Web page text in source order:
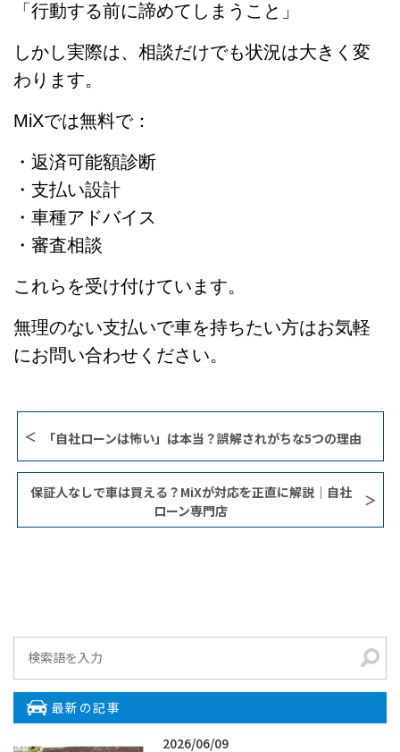
「行動する前に諦めてしまうこと」
しかし実際は、相談だけでも状況は大きく変
わります。
MiXでは無料で：
・返済可能額診断
・支払い設計
・車種アドバイス
・審査相談
これらを受け付けています。
無理のない支払いで車を持ちたい方はお気軽
にお問い合わせください。
「自社ローンは怖い」は本当？誤解されがちな5つの理由
保証人なしで車は買える？MiXが対応を正直に解説｜自社
ローン専門店
最新の記事
2026/06/09